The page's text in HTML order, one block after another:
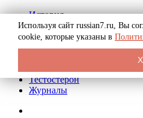
История
Биография
Криминал
Реклама на сайте
Тестостерон
Журналы
Используя сайт russian7.ru, Вы
cookie, которые указаны в